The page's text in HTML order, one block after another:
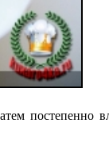
постепенно